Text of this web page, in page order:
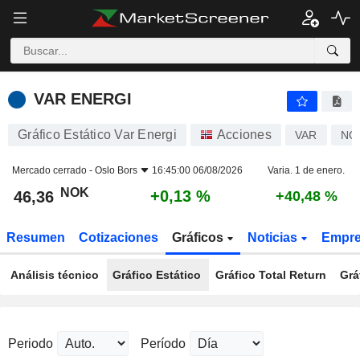
VAR ENERGI
VAR ENERGI
Gráfico Estático Var Energi Acciones VAR
Mercado cerrado - Oslo Bors 16:45:00 06/08/2026 Varia. 1 de enero.
46,36 NOK +0,13 % +40,48 %
Resumen Cotizaciones Gráficos Noticias
Análisis técnico Gráfico Estático Gráfico Total Return
Periodo Período